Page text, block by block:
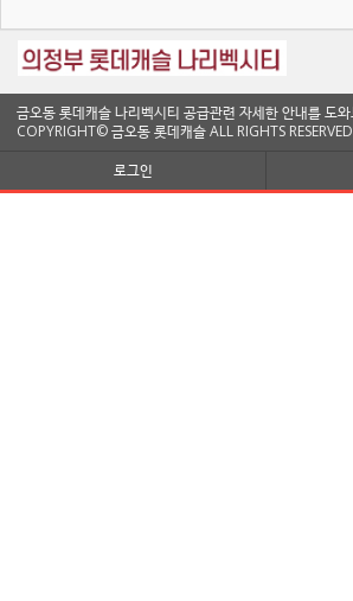
금오동 롯데캐슬 나리벡시티 공급관련 자세한 안내를 도
COPYRIGHT© 금오동 롯데캐슬 ALL RIGHTS
로그인